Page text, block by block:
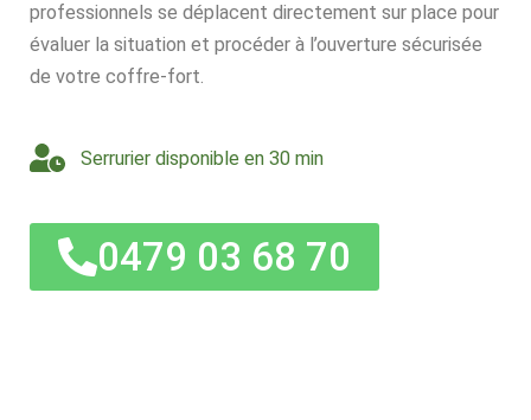
professionnels se déplacent directement sur place pour
évaluer la situation et procéder à l’ouverture sécurisée
de votre coffre-fort.
Serrurier disponible en 30 min
0479 03 68 70